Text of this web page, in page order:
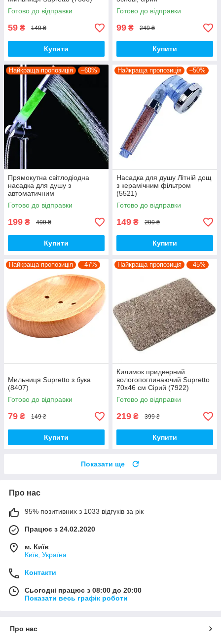
Готово до відправки
59 ₴ 149 ₴
Купити
Готово до відправки
99 ₴ 249 ₴
Купити
Найкраща пропозиція –60%
Прямокутна світлодіодна
насадка для душу з
автоматичним
підсвічуванням
Готово до відправки
199 ₴ 499 ₴
Купити
Найкраща пропозиція –50%
Насадка для душу Літній дощ
з керамічним фільтром
(5521)
Готово до відправки
149 ₴ 299 ₴
Купити
Найкраща пропозиція –47%
Мильниця Supretto з бука
(8407)
Готово до відправки
79 ₴ 149 ₴
Купити
Найкраща пропозиція –45%
Килимок придверний
вологопоглинаючий Supretto
70х46 см Сірий (7922)
Готово до відправки
219 ₴ 399 ₴
Купити
Показати ще
Про нас
95% позитивних з 1033 відгуків за рік
Працює з 24.02.2020
м. Київ
Київ, Україна
Контакти
Сьогодні працює з 08:00 до 20:00
Показати весь графік роботи
Про нас